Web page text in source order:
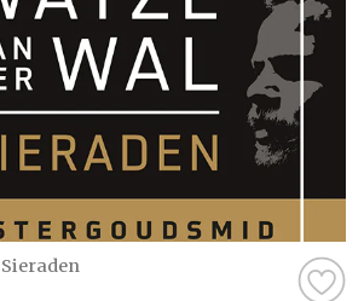
Giethoorn of de oude,
door het hele land bieden
opties voor die ene
de aangewezen persoon voor
ringen uit een uitgebreide
je kunt kiezen uit
materialen en